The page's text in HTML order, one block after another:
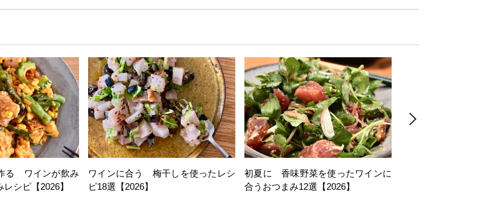
る ワインが飲み
シピ【2026】
ワインに合う 梅干しを使ったレシ
ピ18選【2026】
初夏に 香味野菜を使ったワインに
合うおつまみ12選【2026】